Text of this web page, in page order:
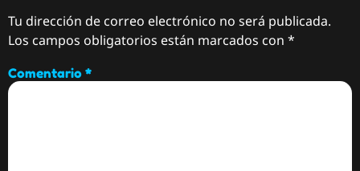
Tu dirección de correo electrónico no será publicada.
Los campos obligatorios están marcados con *
Comentario *